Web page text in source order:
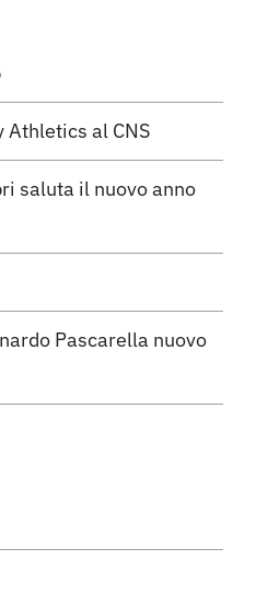
Athletics al CNS
saluta il nuovo anno
Pascarella nuovo